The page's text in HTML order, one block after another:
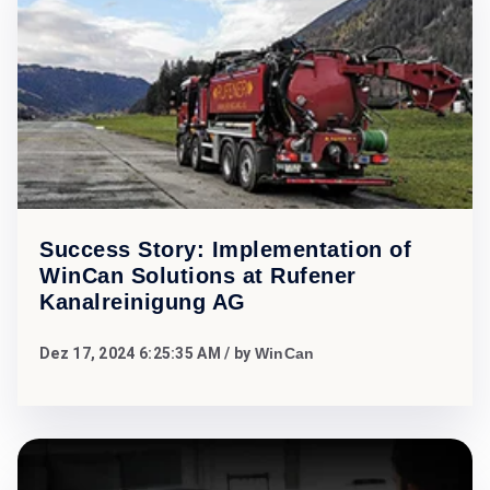
Success Story: Implementation of
WinCan Solutions at Rufener
Kanalreinigung AG
Dez 17, 2024 6:25:35 AM/ by WinCan